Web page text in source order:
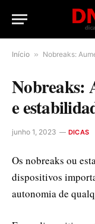
Início » Nobreaks:
Nobreaks:
e
junho 1, 2023 DICAS
Os nobreaks ou
dispositivos
autonomia de